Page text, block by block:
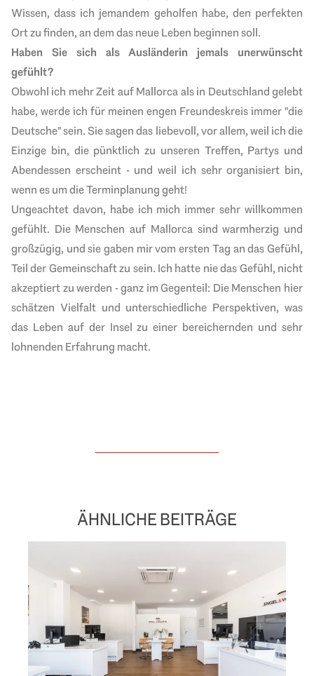
Wissen, dass ich jemandem geholfen habe, den perfekten
Ort zu finden, an dem das neue Leben beginnen soll.
Haben Sie sich als Ausländerin jemals unerwünscht
gefühlt?
Obwohl ich mehr Zeit auf Mallorca als in Deutschland gelebt
habe, werde ich für meinen engen Freundeskreis immer "die
Deutsche" sein. Sie sagen das liebevoll, vor allem, weil ich die
Einzige bin, die pünktlich zu unseren Treffen, Partys und
Abendessen erscheint - und weil ich sehr organisiert bin,
wenn es um die Terminplanung geht!
Ungeachtet davon, habe ich mich immer sehr willkommen
gefühlt. Die Menschen auf Mallorca sind warmherzig und
großzügig, und sie gaben mir vom ersten Tag an das Gefühl,
Teil der Gemeinschaft zu sein. Ich hatte nie das Gefühl, nicht
akzeptiert zu werden - ganz im Gegenteil: Die Menschen hier
schätzen Vielfalt und unterschiedliche Perspektiven, was
das Leben auf der Insel zu einer bereichernden und sehr
lohnenden Erfahrung macht.
ÄHNLICHE BEITRÄGE